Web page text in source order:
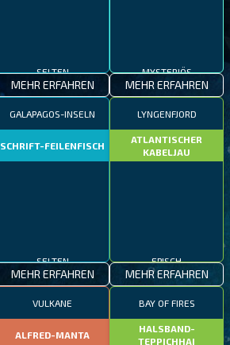
SELTEN
MEHR ERFAHREN
MYSTERIÖS
MEHR ERFAHREN
GALAPAGOS-INSELN
SCHRIFT-FEILENFISCH
SELTEN
MEHR ERFAHREN
LYNGENFJORD
ATLANTISCHER
KABELJAU
EPISCH
MEHR ERFAHREN
VULKANE
ALFRED-MANTA
BAY OF FIRES
HALSBAND-
TEPPICHHAI